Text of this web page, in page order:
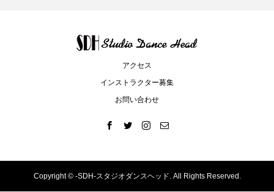
アクセス
インストラクター募集
お問い合わせ
Copyright ©-SDH-スタジオダンスヘッド. All Rights Reserved.